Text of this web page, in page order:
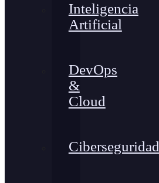
Inteligencia
Artificial
DevOps
&
Cloud
Ciberseguridad